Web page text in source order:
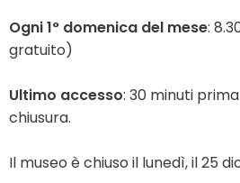
Ogni 1° domenica del mese:
gratuito)
Ultimo accesso: 30 minuti
chiusura.
Il museo è chiuso il lunedì, il 25